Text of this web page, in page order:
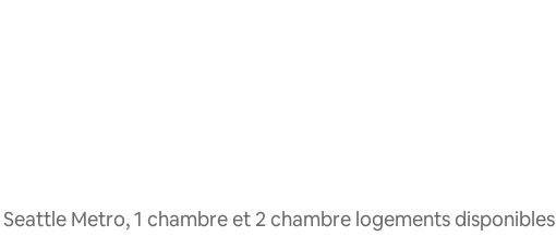
Metro, 1 chambre et 2 chambre logements disponibles